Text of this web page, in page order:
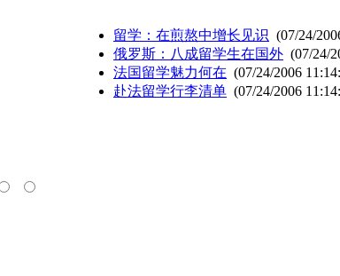
留学：在煎熬中增长见识 (07/24/
俄罗斯：八成留学生在国外 (07/24/
法国留学魅力何在 (07/24/2006
赴法留学行李清单 (07/24/2006